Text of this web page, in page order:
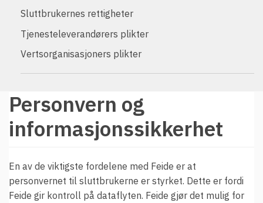
Prosjekt
Personvern
Ordbok
Underlag for tilgjengelighetserklæring
Sluttbrukernes rettigheter
Tjenesteleverandørers plikter
Vertsorganisasjoners plikter
Personvern og
informasjonssikkerhet
En av de viktigste fordelene med Feide er at
personvernet til sluttbrukerne er styrket. Dette er fordi
Feide gir kontroll på dataflyten. Feide gjør det mulig for